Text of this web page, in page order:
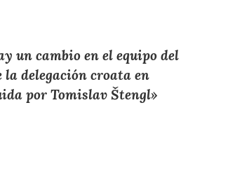
un cambio en el equipo del
la delegación croata en
por Tomislav Štengl»